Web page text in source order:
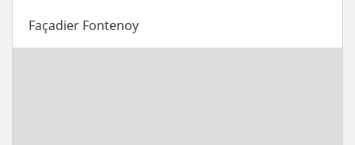
Façadier Fontenoy